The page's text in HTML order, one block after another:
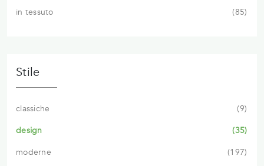
in tessuto
85
Stile
classiche
9
design
35
moderne
197